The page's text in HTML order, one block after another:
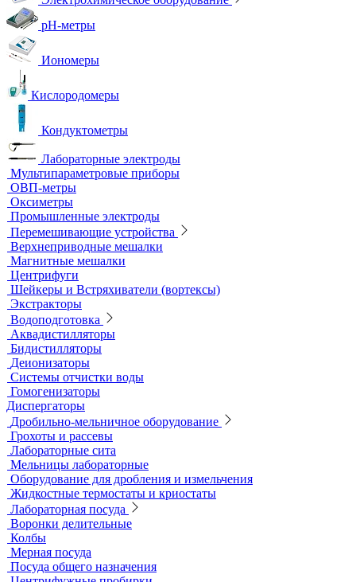
Шкафы общелабораторные
Штативы лабораторные
Кислородомеры
Кондуктометры
Лабораторные электроды
Мультипараметровые приборы
ОВП-метры
Оксиметры
Промышленные электроды
Перемешивающие устройства
Верхнеприводные мешалки
Магнитные мешалки
Центрифуги
Шейкеры и Встряхиватели (вортексы)
Экстракторы
Водоподготовка
Аквадистилляторы
Бидистилляторы
Деионизаторы
Системы отчистки воды
Гомогенизаторы
Диспергаторы